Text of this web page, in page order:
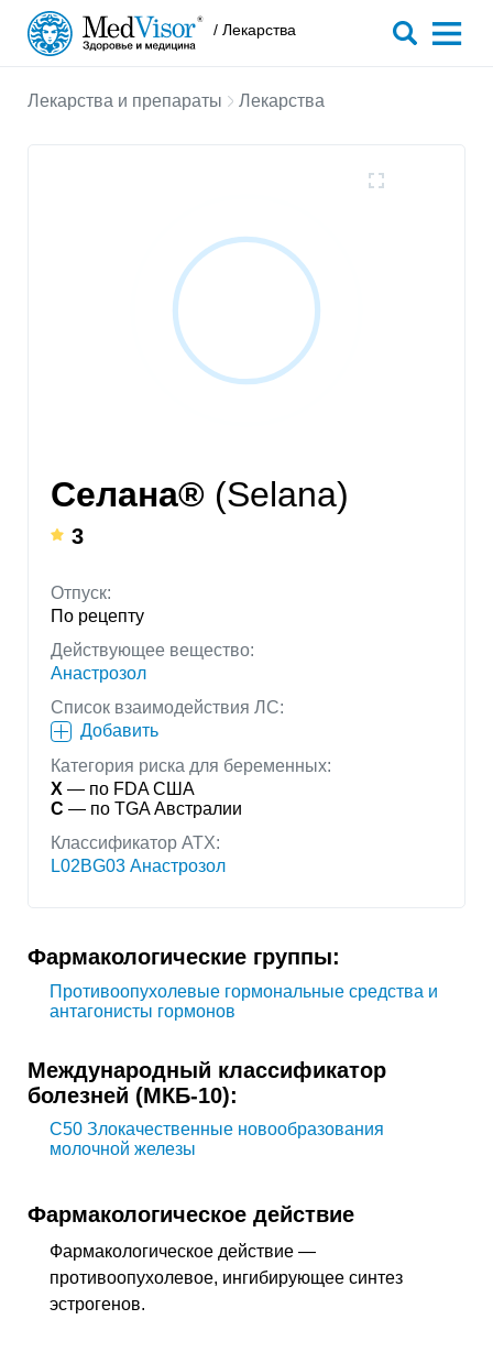
/ Лекарства
Лекарства и препараты Лекарства
Селана® (Selana)
3
Отпуск:
По рецепту
Действующее вещество:
Анастрозол
Список взаимодействия ЛС:
Добавить
Категория риска для беременных:
X — по FDA США
C — по TGA Австралии
Классификатор АТХ:
L02BG03 Анастрозол
Фармакологические группы:
Противоопухолевые гормональные средства и
антагонисты гормонов
Международный классификатор
болезней (МКБ-10):
C50 Злокачественные новообразования
молочной железы
Фармакологическое действие
Фармакологическое действие —
противоопухолевое, ингибирующее синтез
эстрогенов.